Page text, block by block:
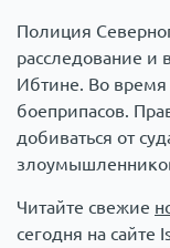
Полиция
расследование
Ибтине. Во
боеприпасов.
добиваться от
Читайте свежие
сегодня на сайте